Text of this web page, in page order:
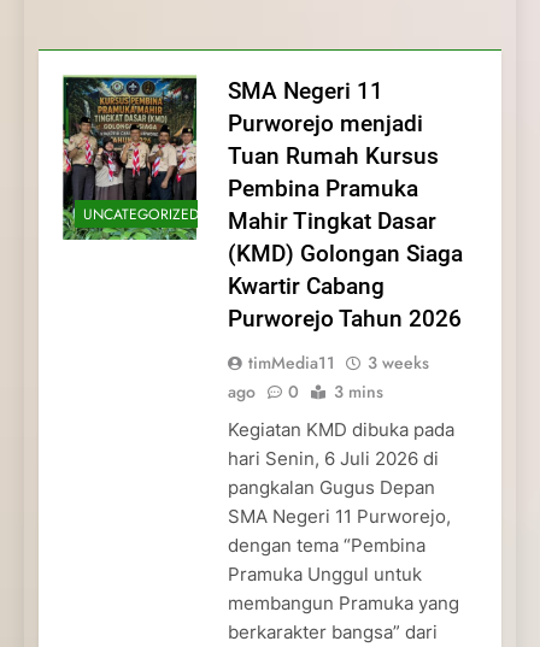
dan Pengabdian Generasi
Pramuka
Pramuka
Kepedulian
UNCATEGORIZED
SMA Negeri 11
Purworejo menjadi
Tuan Rumah Kursus
Pembina Pramuka
Mahir Tingkat Dasar
(KMD) Golongan Siaga
Kwartir Cabang
Purworejo Tahun 2026
timMedia11
3 weeks
ago
0 3 mins
Kegiatan KMD dibuka pada
hari Senin, 6 Juli 2026 di
pangkalan Gugus Depan
SMA Negeri 11 Purworejo,
dengan tema “Pembina
Pramuka Unggul untuk
membangun Pramuka yang
berkarakter bangsa” dari